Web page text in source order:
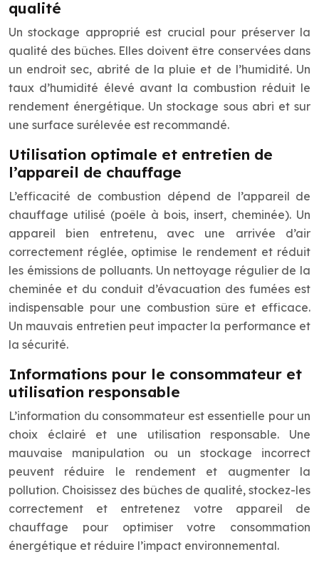
qualité
Un stockage approprié est crucial pour préserver la
qualité des bûches. Elles doivent être conservées dans
un endroit sec, abrité de la pluie et de l’humidité. Un
taux d’humidité élevé avant la combustion réduit le
rendement énergétique. Un stockage sous abri et sur
une surface surélevée est recommandé.
Utilisation optimale et entretien de
l’appareil de chauffage
L’efficacité de combustion dépend de l’appareil de
chauffage utilisé (poêle à bois, insert, cheminée). Un
appareil bien entretenu, avec une arrivée d’air
correctement réglée, optimise le rendement et réduit
les émissions de polluants. Un nettoyage régulier de la
cheminée et du conduit d’évacuation des fumées est
indispensable pour une combustion sûre et efficace.
Un mauvais entretien peut impacter la performance et
la sécurité.
Informations pour le consommateur et
utilisation responsable
L’information du consommateur est essentielle pour un
choix éclairé et une utilisation responsable. Une
mauvaise manipulation ou un stockage incorrect
peuvent réduire le rendement et augmenter la
pollution. Choisissez des bûches de qualité, stockez-les
correctement et entretenez votre appareil de
chauffage pour optimiser votre consommation
énergétique et réduire l’impact environnemental.